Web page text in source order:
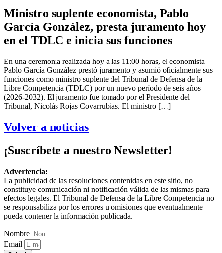
Ministro suplente economista, Pablo
García González, presta juramento hoy
en el TDLC e inicia sus funciones
En una ceremonia realizada hoy a las 11:00 horas, el economista
Pablo García González prestó juramento y asumió oficialmente sus
funciones como ministro suplente del Tribunal de Defensa de la
Libre Competencia (TDLC) por un nuevo período de seis años
(2026-2032). El juramento fue tomado por el Presidente del
Tribunal, Nicolás Rojas Covarrubias. El ministro […]
Volver a noticias
¡Suscríbete a nuestro Newsletter!
Advertencia:
La publicidad de las resoluciones contenidas en este sitio, no
constituye comunicación ni notificación válida de las mismas para
efectos legales. El Tribunal de Defensa de la Libre Competencia no
se responsabiliza por los errores u omisiones que eventualmente
pueda contener la información publicada.
Nombre
Email